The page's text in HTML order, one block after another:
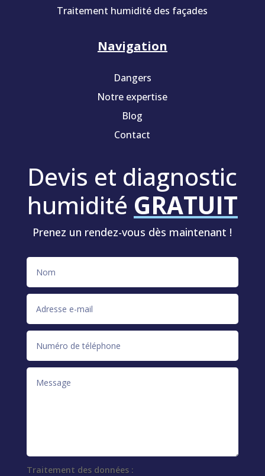
Traitement humidité des façades
Navigation
Dangers
Notre expertise
Blog
Contact
Devis et diagnostic
humidité GRATUIT
Prenez un rendez-vous dès maintenant !
Traitement des données :